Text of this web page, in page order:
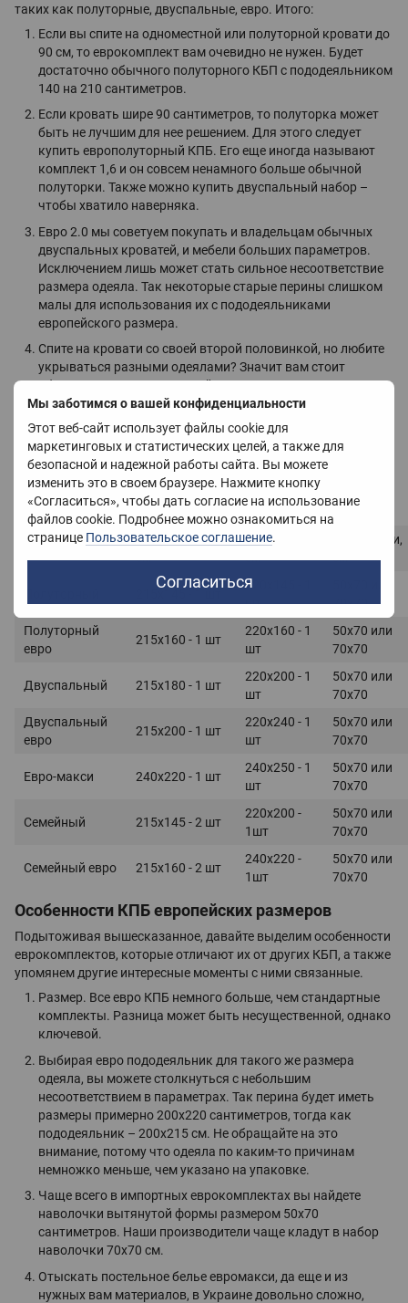
Мы заботимся о вашей конфиденциальности
Этот веб-сайт использует файлы cookie для
маркетинговых и статистических целей, а также для
безопасной и надежной работы сайта. Вы можете
изменить это в своем браузере. Нажмите кнопку
«Согласиться», чтобы дать согласие на использование
файлов cookie. Подробнее можно ознакомиться на
странице Пользовательское соглашение.
Согласиться
таких как полуторные, двуспальные, евро. Итого:
Если вы спите на одноместной или полуторной кровати до
90 см, то еврокомплект вам очевидно не нужен. Будет
достаточно обычного полуторного КБП с пододеяльником
140 на 210 сантиметров.
Если кровать шире 90 сантиметров, то полуторка может
быть не лучшим для нее решением. Для этого следует
купить европолуторный КПБ. Его еще иногда называют
комплект 1,6 и он совсем ненамного больше обычной
полуторки. Также можно купить двуспальный набор –
чтобы хватило наверняка.
Евро 2.0 мы советуем покупать и владельцам обычных
двуспальных кроватей, и мебели больших параметров.
Исключением лишь может стать сильное несоответствие
размера одеяла. Так некоторые старые перины слишком
малы для использования их с пододеяльниками
европейского размера.
Спите на кровати со своей второй половинкой, но любите
укрываться разными одеялами? Значит вам стоит
обратить внимание на семейные комплекты постельного
белья. Они подразумевают наличие не одного большого
пододеяльника, а двух полуторных.
Для самых больших кроватей ищите комплекты евро-
макси или заказывайте индивидуальный пошив КПБ.
Чтобы выбирать постельное белье было удобнее, предлагаем
вам к ознакомлению удобную таблицу.
Размер
Пододеяльник,
см
Простынь,
см
Наволочки,
см
220х145 - 1
шт
70х70
Полуторный
евро
215х160 - 1 шт
220х160 - 1
шт
50х70 или
70х70
Двуспальный 215х180 - 1 шт
220х200 - 1
шт
50х70 или
70х70
Двуспальный
евро
215х200 - 1 шт
220х240 - 1
шт
50х70 или
70х70
Евро-макси 240х220 - 1 шт
240х250 - 1
шт
50х70 или
70х70
Семейный 215х145 - 2 шт
220х200 -
1шт
50х70 или
70х70
Семейный евро 215х160 - 2 шт
240х220 -
1шт
50х70 или
70х70
Особенности КПБ европейских размеров
Подытоживая вышесказанное, давайте выделим особенности
еврокомплектов, которые отличают их от других КБП, а также
упомянем другие интересные моменты с ними связанные.
Размер. Все евро КПБ немного больше, чем стандартные
комплекты. Разница может быть несущественной, однако
ключевой.
Выбирая евро пододеяльник для такого же размера
одеяла, вы можете столкнуться с небольшим
несоответствием в параметрах. Так перина будет иметь
размеры примерно 200х220 сантиметров, тогда как
пододеяльник – 200х215 см. Не обращайте на это
внимание, потому что одеяла по каким-то причинам
немножко меньше, чем указано на упаковке.
Чаще всего в импортных еврокомплектах вы найдете
наволочки вытянутой формы размером 50х70
сантиметров. Наши производители чаще кладут в набор
наволочки 70х70 см.
Отыскать постельное белье евромакси, да еще и из
нужных вам материалов, в Украине довольно сложно,